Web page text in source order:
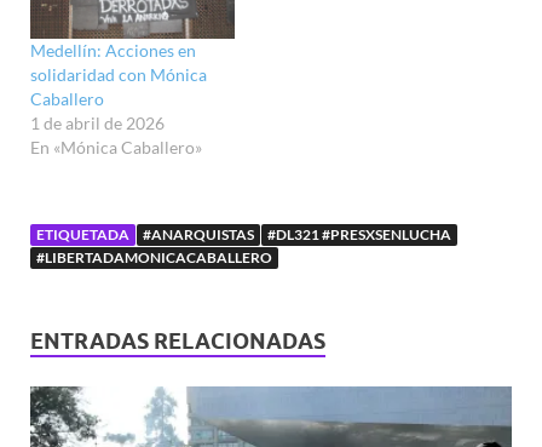
Medellín: Acciones en
solidaridad con Mónica
Caballero
1 de abril de 2026
En «Mónica Caballero»
ETIQUETADA #ANARQUISTAS
#DL321 #PRESXSENLUCHA
#LIBERTADAMONICACABALLERO
ENTRADAS RELACIONADAS